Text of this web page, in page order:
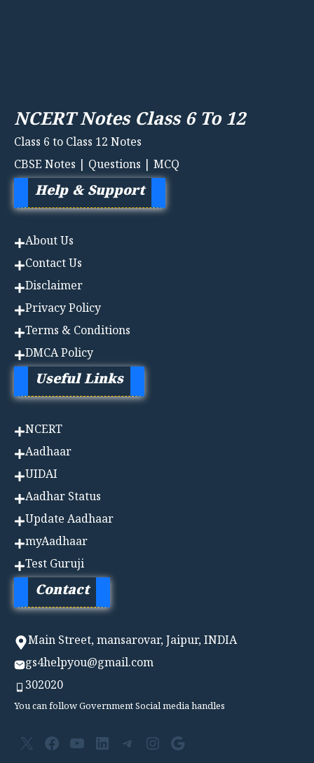
NCERT Notes Class 6 To 12
Class 6 to Class 12 Notes
CBSE Notes | Questions | MCQ
Help & Support
About Us
Contact Us
Disclaimer
Privacy Policy
Terms & Conditions
DMCA Policy
Useful Links
NCERT
Aadhaar
UIDAI
Aadhar Status
Update Aadhaar
myAadhaar
Test Guruji
Contact
Main Street, mansarovar, Jaipur, INDIA
gs4helpyou@gmail.com
302020
You can follow Government Social media handles
X Facebook
YouTube
LinkedIn
Telegram
Instagram
Google